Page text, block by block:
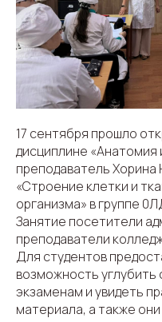
17 сентября прошло
дисциплине «Анатомия
преподаватель Хорина
«Строение клетки и
организма» в группе
Занятие посетители
преподаватели
Для студентов
возможность углубить
экзаменам и увидеть
материала, а также они